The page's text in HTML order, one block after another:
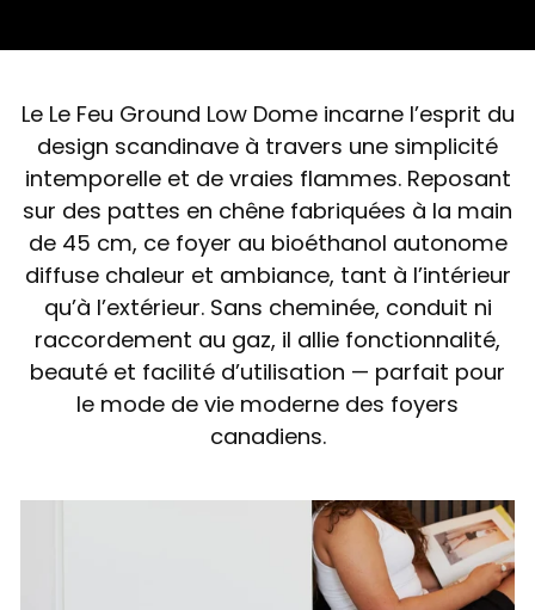
Le Le Feu Ground Low Dome incarne l’esprit du
design scandinave à travers une simplicité
intemporelle et de vraies flammes. Reposant
sur des pattes en chêne fabriquées à la main
de 45 cm, ce foyer au bioéthanol autonome
diffuse chaleur et ambiance, tant à l’intérieur
qu’à l’extérieur. Sans cheminée, conduit ni
raccordement au gaz, il allie fonctionnalité,
beauté et facilité d’utilisation — parfait pour
le mode de vie moderne des foyers
canadiens.